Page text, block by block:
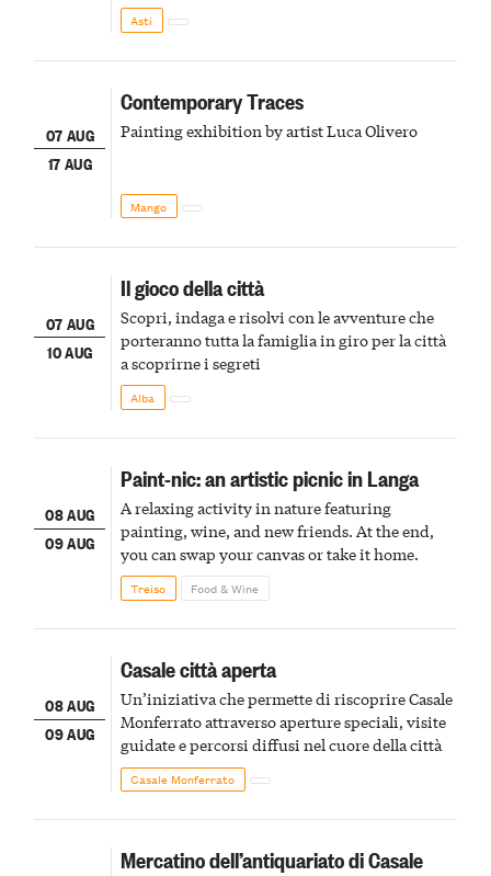
della scena le meraviglie del passato astigiano
Asti
07 AUG
17 AUG
Contemporary Traces
Painting exhibition by artist Luca Olivero
Mango
07 AUG
10 AUG
Il gioco della città
Scopri, indaga e risolvi con le avventure che
porteranno tutta la famiglia in giro per la città
a scoprirne i segreti
Alba
08 AUG
09 AUG
Paint-nic: an artistic picnic in Langa
A relaxing activity in nature featuring
painting, wine, and new friends. At the end,
you can swap your canvas or take it home.
Treiso Food & Wine
08 AUG
09 AUG
Casale città aperta
Un’iniziativa che permette di riscoprire Casale
Monferrato attraverso aperture speciali, visite
guidate e percorsi diffusi nel cuore della città
Casale Monferrato
Mercatino dell’antiquariato di Casale